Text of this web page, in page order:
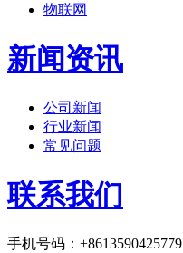
物联网
新闻资讯
公司新闻
行业新闻
常见问题
联系我们
手机号码：+8613590425779